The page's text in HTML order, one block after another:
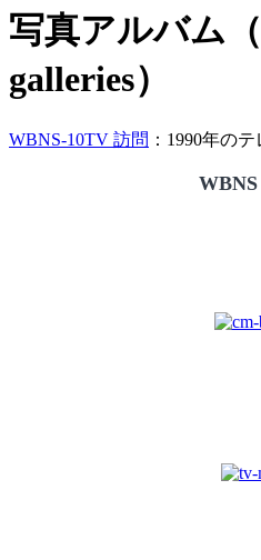
写真アルバム
galleries）
WBNS-10TV 訪問 ：1990年の